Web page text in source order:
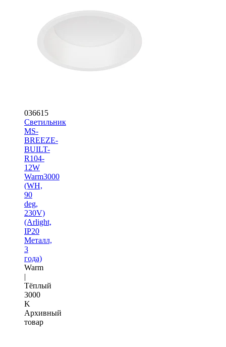
036615
Светильник
MS-
BREEZE-
BUILT-
R104-
12W
Warm3000
(WH,
90
deg,
230V)
(Arlight,
IP20
Металл,
3
года)
Warm
|
Тёплый
3000
K
Архивный
товар